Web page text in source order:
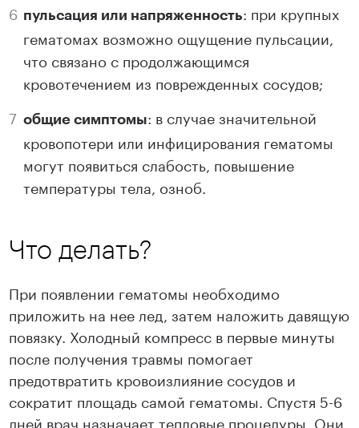
пульсация или напряженность: при крупных
гематомах возможно ощущение пульсации,
что связано с продолжающимся
кровотечением из поврежденных сосудов;
общие симптомы: в случае значительной
кровопотери или инфицирования гематомы
могут появиться слабость, повышение
температуры тела, озноб.
Что делать?
При появлении гематомы необходимо
приложить на нее лед, затем наложить давящую
повязку. Холодный компресс в первые минуты
после получения травмы помогает
предотвратить кровоизлияние сосудов и
сократит площадь самой гематомы. Спустя 5-6
дней врач назначает тепловые процедуры. Они